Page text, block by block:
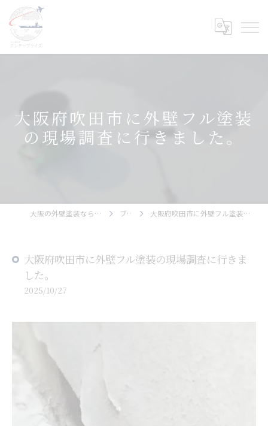
大阪府吹田市に外壁フル塗装
の現場調査に行きました。
大阪の外壁塗装ならエンタープライズ ブログ 大阪府吹田市に外壁フル塗装の現場調査に行きました。
大阪府吹田市に外壁フル塗装の現場調査に行きま
した。
2025/10/27